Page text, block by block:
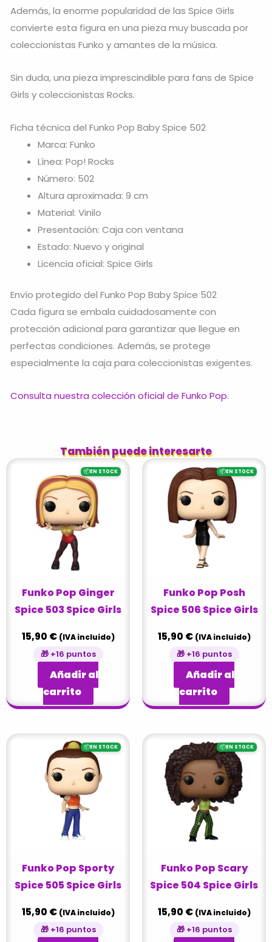
Además, la enorme popularidad de las Spice Girls
convierte esta figura en una pieza muy buscada por
coleccionistas Funko y amantes de la música.
Sin duda, una pieza imprescindible para fans de Spice
Girls y coleccionistas Rocks.
Ficha técnica del Funko Pop Baby Spice 502
Marca: Funko
Línea: Pop! Rocks
Número: 502
Altura aproximada: 9 cm
Material: Vinilo
Presentación: Caja con ventana
Estado: Nuevo y original
Licencia oficial: Spice Girls
Envío protegido del Funko Pop Baby Spice 502
Cada figura se embala cuidadosamente con
protección adicional para garantizar que llegue en
perfectas condiciones. Además, se protege
especialmente la caja para coleccionistas exigentes.
Consulta nuestra colección oficial de Funko Pop.
También puede interesarte
📦EN STOCK
Funko Pop Ginger
Spice 503 Spice Girls
15,90 € (IVA incluido)
🎁 +16 puntos
Añadir al
carrito
📦EN STOCK
Funko Pop Posh
Spice 506 Spice Girls
15,90 € (IVA incluido)
🎁 +16 puntos
Añadir al
carrito
📦EN STOCK
Funko Pop Sporty
Spice 505 Spice Girls
15,90 € (IVA incluido)
🎁 +16 puntos
📦EN STOCK
Funko Pop Scary
Spice 504 Spice Girls
15,90 € (IVA incluido)
🎁 +16 puntos